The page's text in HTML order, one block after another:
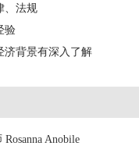
、法规
验
背景有深入了解
Anobile